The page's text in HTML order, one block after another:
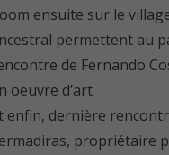
ensuite sur le
permettent au
de Fernando
oeuvre d’art
enfin, dernière
propriétaire